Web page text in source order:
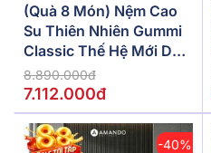
(Quà 8 Món) Nệm Cao
Su Thiên Nhiên Gummi
Classic Thế Hệ Mới Dày
5/10/15cm
8.890.000đ
7.112.000đ
-40%